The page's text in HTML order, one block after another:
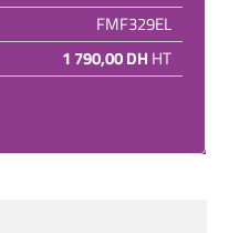
FMF329EL
1 790,00 DH HT